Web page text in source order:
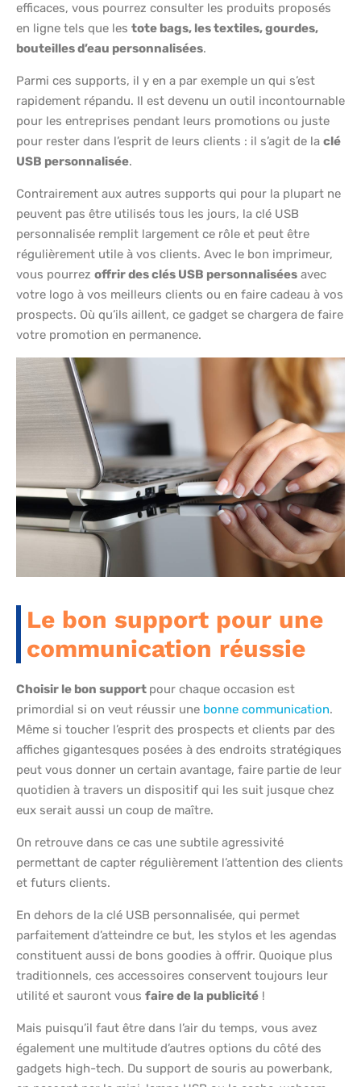
efficaces, vous pourrez consulter les produits proposés
en ligne tels que les tote bags, les textiles, gourdes,
bouteilles d’eau personnalisées.
Parmi ces supports, il y en a par exemple un qui s’est
rapidement répandu. Il est devenu un outil incontournable
pour les entreprises pendant leurs promotions ou juste
pour rester dans l’esprit de leurs clients : il s’agit de la clé
USB personnalisée.
Contrairement aux autres supports qui pour la plupart ne
peuvent pas être utilisés tous les jours, la clé USB
personnalisée remplit largement ce rôle et peut être
régulièrement utile à vos clients. Avec le bon imprimeur,
vous pourrez offrir des clés USB personnalisées avec
votre logo à vos meilleurs clients ou en faire cadeau à vos
prospects. Où qu’ils aillent, ce gadget se chargera de faire
votre promotion en permanence.
Le bon support pour une
communication réussie
Choisir le bon support pour chaque occasion est
primordial si on veut réussir une bonne communication.
Même si toucher l’esprit des prospects et clients par des
affiches gigantesques posées à des endroits stratégiques
peut vous donner un certain avantage, faire partie de leur
quotidien à travers un dispositif qui les suit jusque chez
eux serait aussi un coup de maître.
On retrouve dans ce cas une subtile agressivité
permettant de capter régulièrement l’attention des clients
et futurs clients.
En dehors de la clé USB personnalisée, qui permet
parfaitement d’atteindre ce but, les stylos et les agendas
constituent aussi de bons goodies à offrir. Quoique plus
traditionnels, ces accessoires conservent toujours leur
utilité et sauront vous faire de la publicité !
Mais puisqu’il faut être dans l’air du temps, vous avez
également une multitude d’autres options du côté des
gadgets high-tech. Du support de souris au powerbank,